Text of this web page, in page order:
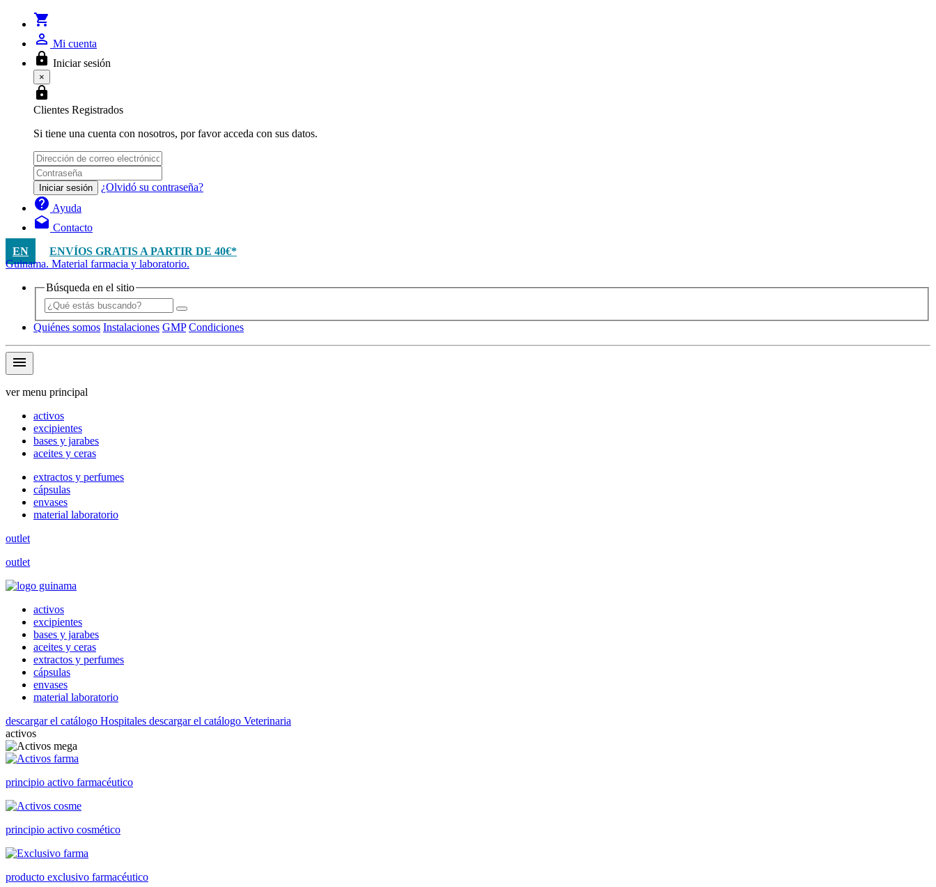
shopping_cart
person_outline Mi cuenta
lock Iniciar sesión
×
lock
Clientes Registrados
Si tiene una cuenta con nosotros, por favor acceda con sus datos.
Iniciar sesión ¿Olvidó su contraseña?
help Ayuda
drafts Contacto
EN
ENVÍOS GRATIS A PARTIR DE 40€*
Guinama. Material farmacia y laboratorio.
Búsqueda en el sitio
Quiénes somos Instalaciones GMP Condiciones
menu
ver menu principal
activos
excipientes
bases y jarabes
aceites y ceras
extractos y perfumes
cápsulas
envases
material laboratorio
outlet
outlet
activos
excipientes
bases y jarabes
aceites y ceras
extractos y perfumes
cápsulas
envases
material laboratorio
descargar el catálogo Hospitales descargar el catálogo Veterinaria
activos
principio activo farmacéutico
principio activo cosmético
producto exclusivo farmacéutico